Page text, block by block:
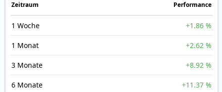
Zeit­raum Perfor­mance
1 Woche +1.86 %
1 Monat +2.62 %
3 Monate +8.92 %
6 Monate +11.37 %